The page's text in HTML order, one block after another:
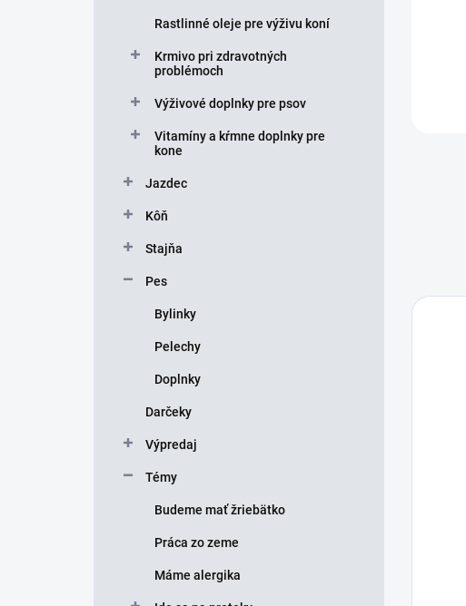
Rastlinné oleje pre výživu koní
Krmivo pri zdravotných
problémoch
Výživové doplnky pre psov
Vitamíny a kŕmne doplnky pre
kone
Jazdec
Kôň
Stajňa
Pes
Bylinky
Pelechy
Doplnky
Darčeky
Výpredaj
Témy
Budeme mať žriebätko
Práca zo zeme
Máme alergika